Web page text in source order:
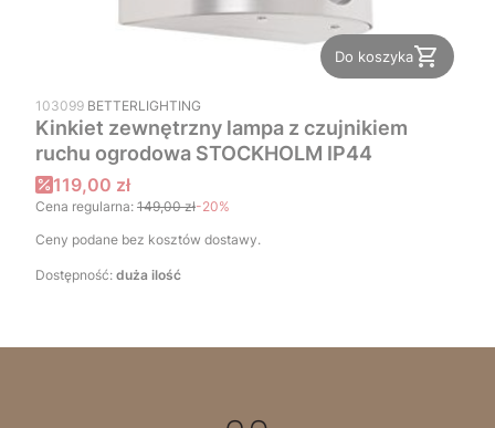
Do koszyka
103099 PRODUCENT
BETTERLIGHTING
Kinkiet zewnętrzny lampa z czujnikiem
ruchu ogrodowa STOCKHOLM IP44
Cena promocyjna
119,00 zł
Cena regularna: 149,00 zł-20%
Ceny podane bez kosztów dostawy.
Dostępność: duża ilość